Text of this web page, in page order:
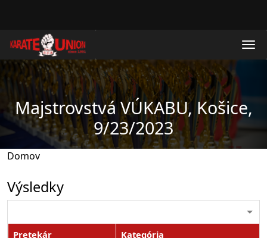
Majstrovstvá VÚKABU, Košice,
9/23/2023
Domov
Výsledky
Pretekár
Kategória